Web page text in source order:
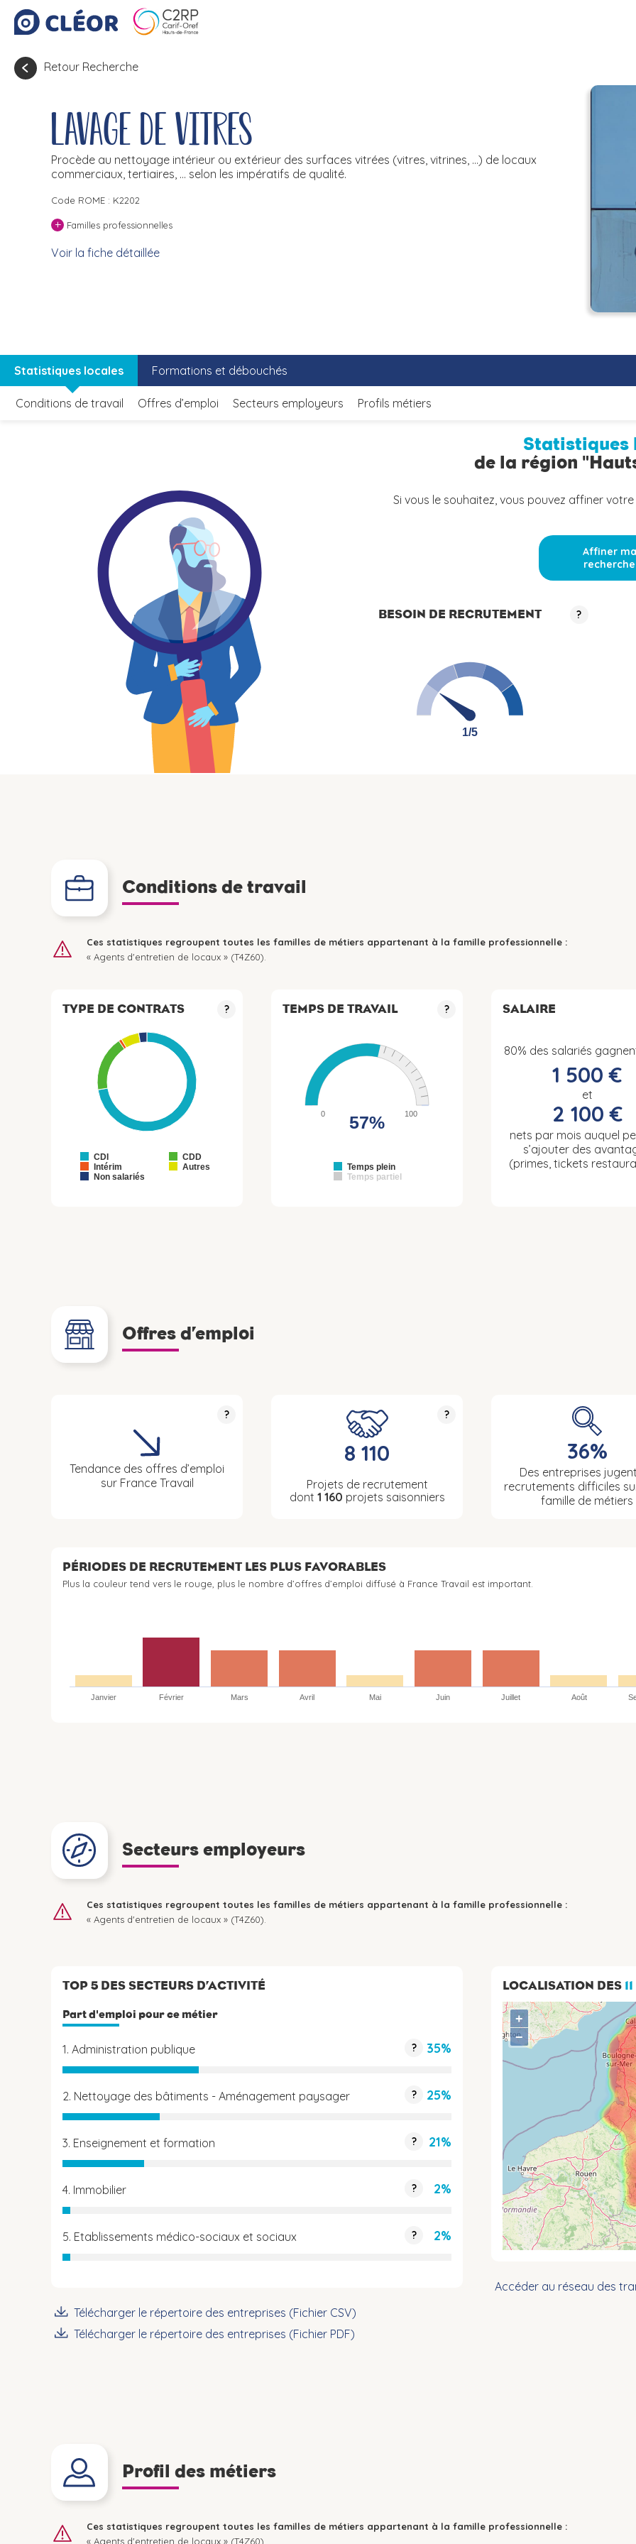
Retour Recherche
Lavage de vitres
Procède au nettoyage intérieur ou extérieur des surfaces vitrées (vitres, vitrines, ...) de locaux
commerciaux, tertiaires, ... selon les impératifs de qualité.
Code ROME : K2202
+ Familles professionnelles
Voir la fiche détaillée
Statistiques locales Formations et débouchés
Conditions de travail Offres d’emploi Secteurs employeurs Profils métiers
Statistiques
de la région
Si vous le souhaitez, vous pouvez affiner
Affiner ma
recherche
BESOIN DE RECRUTEMENT ?
1/5
1/5
Conditions de travail
Ces statistiques regroupent toutes les familles de métiers appartenant à la famille professionnelle :
« Agents d'entretien de locaux » (T4Z60).
TYPE DE CONTRATS ?
CDI
CDD
Intérim
Autres
Non salariés
TEMPS DE TRAVAIL ?
Temps plein
Temps partiel
0 100
57%
SALAIRE
80% des salariés
1 500 €
et
2 100 €
nets par mois auquel
s’ajouter des
(primes, tickets
Offres d’emploi
?
Tendance des offres d’emploi
sur France Travail
?
8 110
Projets de recrutement
dont 1 160 projets saisonniers
36%
Des entreprises
recrutements difficiles
famille de métiers
PÉRIODES DE RECRUTEMENT LES PLUS FAVORABLES
Plus la couleur tend vers le rouge, plus le nombre d’offres d’emploi diffusé à France Travail est important.
Janvier Février Mars Avril Mai Juin Juillet Août
Secteurs employeurs
Ces statistiques regroupent toutes les familles de métiers appartenant à la famille professionnelle :
« Agents d'entretien de locaux » (T4Z60).
TOP 5 DES SECTEURS D’ACTIVITÉ
Part d'emploi pour ce métier
1. Administration publique ? 35%
2. Nettoyage des bâtiments - Aménagement paysager ? 25%
3. Enseignement et formation ? 21%
4. Immobilier ? 2%
5. Etablissements médico-sociaux et sociaux ? 2%
Télécharger le répertoire des entreprises (Fichier CSV)
Télécharger le répertoire des entreprises (Fichier PDF)
LOCALISATION DES
+
−
Accéder au réseau des
Profil des métiers
Ces statistiques regroupent toutes les familles de métiers appartenant à la famille professionnelle :
« Agents d'entretien de locaux » (T4Z60).